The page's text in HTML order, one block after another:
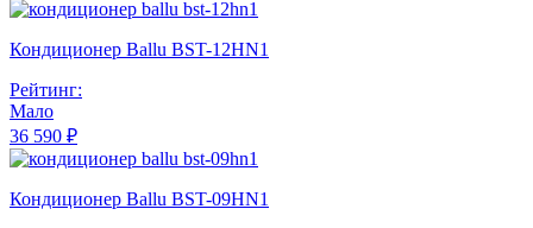
Кондиционер Ballu BST-12HN1
Рейтинг:
Мало
36 590 ₽
Кондиционер Ballu BST-09HN1